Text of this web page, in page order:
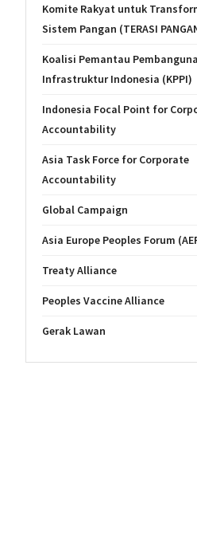
Komite Rakyat untuk
Sistem Pangan (TERASI
Koalisi Pemantau
Infrastruktur Indonesia (KPPI)
Indonesia Focal Point for
Accountability
Asia Task Force for Corporate
Accountability
Global Campaign
Asia Europe Peoples Forum
Treaty Alliance
Peoples Vaccine Alliance
Gerak Lawan